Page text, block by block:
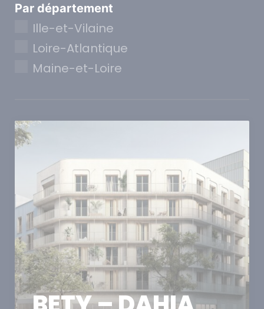
Par département
Ille-et-Vilaine
Loire-Atlantique
Maine-et-Loire